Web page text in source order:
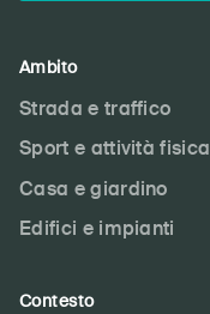
Ambito
Strada e traffico
Sport e attività fisica
Casa e giardino
Edifici e impianti
Contesto